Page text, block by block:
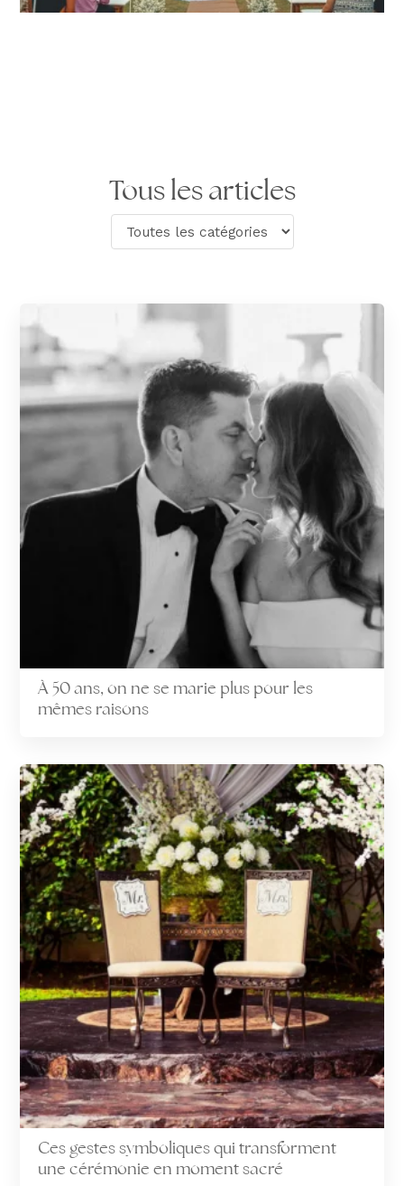
Tous les articles
À 50 ans, on ne se marie plus pour les
mêmes raisons
Ces gestes symboliques qui transforment
une cérémonie en moment sacré